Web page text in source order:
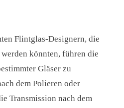
Flintglas-Designern, die
könnten, führen die
Gläser zu
dem Polieren oder
Transmission nach dem